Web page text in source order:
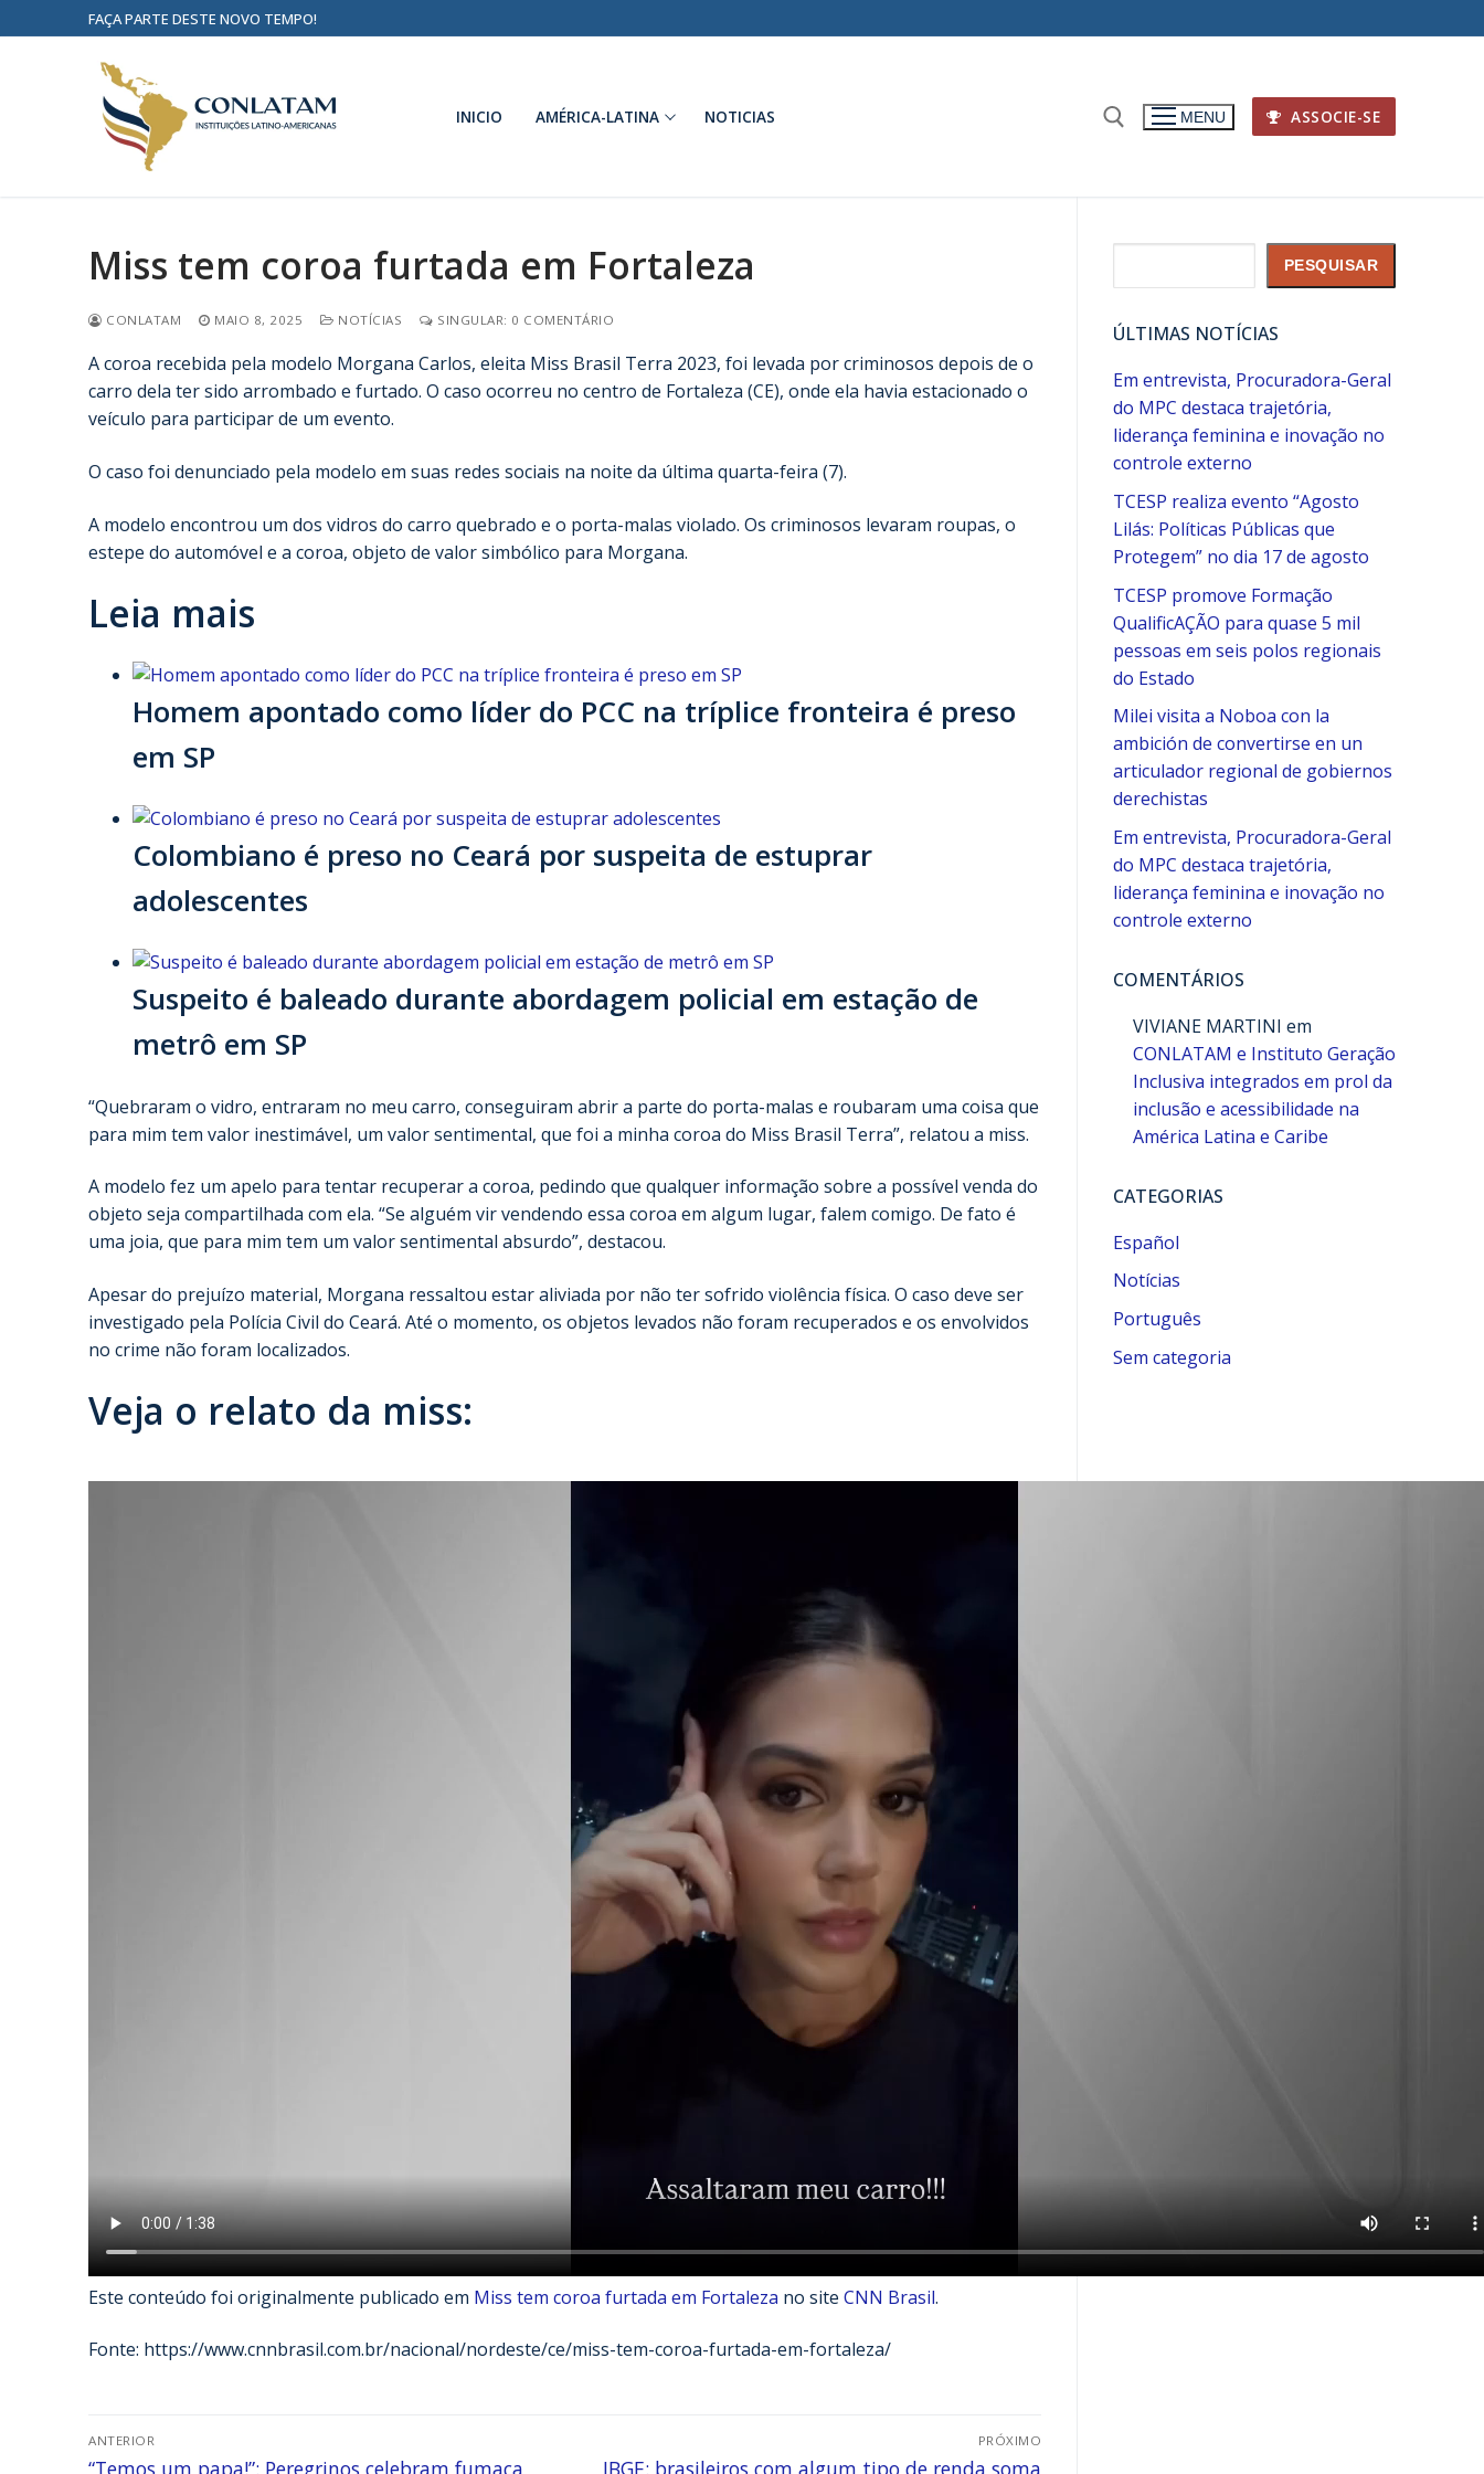
FAÇA PARTE DESTE NOVO TEMPO!
INICIO AMÉRICA-LATINA NOTICIAS MENU ASSOCIE-SE
Miss tem coroa furtada em Fortaleza
CONLATAM MAIO 8, 2025 NOTÍCIAS SINGULAR: 0 COMENTÁRIO
A coroa recebida pela modelo Morgana Carlos, eleita Miss Brasil Terra 2023, foi levada por criminosos depois de o
carro dela ter sido arrombado e furtado. O caso ocorreu no centro de Fortaleza (CE), onde ela havia estacionado o
veículo para participar de um evento.
O caso foi denunciado pela modelo em suas redes sociais na noite da última quarta-feira (7).
A modelo encontrou um dos vidros do carro quebrado e o porta-malas violado. Os criminosos levaram roupas, o
estepe do automóvel e a coroa, objeto de valor simbólico para Morgana.
Leia mais
Homem apontado como líder do PCC na tríplice fronteira é preso
em SP
Colombiano é preso no Ceará por suspeita de estuprar
adolescentes
Suspeito é baleado durante abordagem policial em estação de
metrô em SP
“Quebraram o vidro, entraram no meu carro, conseguiram abrir a parte do porta-malas e roubaram uma coisa que
para mim tem valor inestimável, um valor sentimental, que foi a minha coroa do Miss Brasil Terra”, relatou a miss.
A modelo fez um apelo para tentar recuperar a coroa, pedindo que qualquer informação sobre a possível venda do
objeto seja compartilhada com ela. “Se alguém vir vendendo essa coroa em algum lugar, falem comigo. De fato é
uma joia, que para mim tem um valor sentimental absurdo”, destacou.
Apesar do prejuízo material, Morgana ressaltou estar aliviada por não ter sofrido violência física. O caso deve ser
investigado pela Polícia Civil do Ceará. Até o momento, os objetos levados não foram recuperados e os envolvidos
no crime não foram localizados.
Veja o relato da miss:
Este conteúdo foi originalmente publicado em Miss tem coroa furtada em Fortaleza no site CNN Brasil.
Fonte: https://www.cnnbrasil.com.br/nacional/nordeste/ce/miss-tem-coroa-furtada-em-fortaleza/
ANTERIOR
“Temos um papa!”: Peregrinos celebram fumaça
PRÓXIMO
IBGE: brasileiros com algum tipo de renda soma
PESQUISAR
ÚLTIMAS NOTÍCIAS
Em entrevista, Procuradora-Geral
do MPC destaca trajetória,
liderança feminina e inovação no
controle externo
TCESP realiza evento “Agosto
Lilás: Políticas Públicas que
Protegem” no dia 17 de agosto
TCESP promove Formação
QualificAÇÃO para quase 5 mil
pessoas em seis polos regionais
do Estado
Milei visita a Noboa con la
ambición de convertirse en un
articulador regional de gobiernos
derechistas
Em entrevista, Procuradora-Geral
do MPC destaca trajetória,
liderança feminina e inovação no
controle externo
COMENTÁRIOS
VIVIANE MARTINI em
CONLATAM e Instituto Geração
Inclusiva integrados em prol da
inclusão e acessibilidade na
América Latina e Caribe
CATEGORIAS
Español
Notícias
Português
Sem categoria